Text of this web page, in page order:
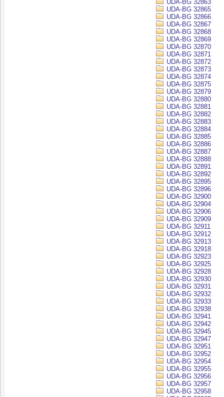
UDA-BG 32863
UDA-BG 32865
UDA-BG 32866
UDA-BG 32867
UDA-BG 32868
UDA-BG 32869
UDA-BG 32870
UDA-BG 32871
UDA-BG 32872
UDA-BG 32873
UDA-BG 32874
UDA-BG 32875
UDA-BG 32879
UDA-BG 32880
UDA-BG 32881
UDA-BG 32882
UDA-BG 32883
UDA-BG 32884
UDA-BG 32885
UDA-BG 32886
UDA-BG 32887
UDA-BG 32888
UDA-BG 32891
UDA-BG 32892
UDA-BG 32895
UDA-BG 32896
UDA-BG 32900
UDA-BG 32904
UDA-BG 32906
UDA-BG 32909
UDA-BG 32911
UDA-BG 32912
UDA-BG 32913
UDA-BG 32918
UDA-BG 32923
UDA-BG 32925
UDA-BG 32928
UDA-BG 32930
UDA-BG 32931
UDA-BG 32932
UDA-BG 32933
UDA-BG 32938
UDA-BG 32941
UDA-BG 32942
UDA-BG 32945
UDA-BG 32947
UDA-BG 32951
UDA-BG 32952
UDA-BG 32954
UDA-BG 32955
UDA-BG 32956
UDA-BG 32957
UDA-BG 32958